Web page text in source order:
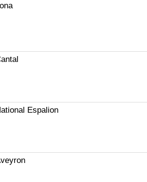
Espalion